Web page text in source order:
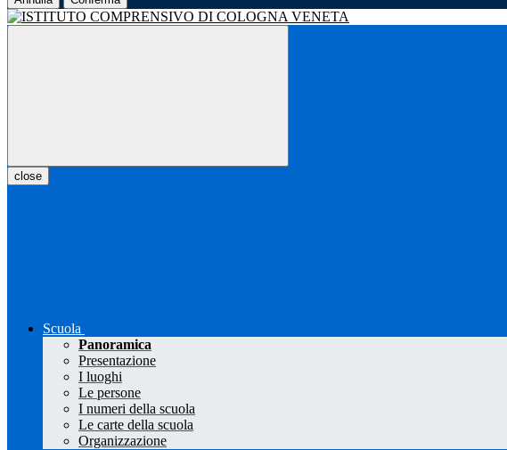
close
Scuola
Panoramica
Presentazione
I luoghi
Le persone
I numeri della scuola
Le carte della scuola
Organizzazione